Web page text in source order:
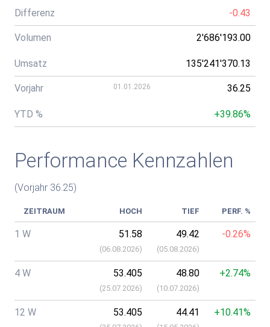
Differenz -0.43
Volumen 2'686'193.00
Umsatz 135'241'370.13
Vorjahr 01.01.2026 36.25
YTD % +39.86%
Performance Kennzahlen
(Vorjahr 36.25)
ZEITRAUM HOCH TIEF PERF. %
1 W 51.58
(06.08.2026)
49.42
(05.08.2026)
-0.26%
4 W 53.405
(25.07.2026)
48.80
(10.07.2026)
+2.74%
12 W 53.405 44.41 +10.41%